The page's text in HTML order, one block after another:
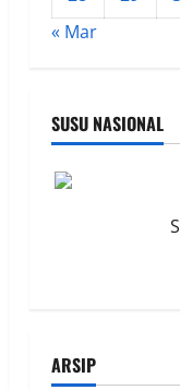
« Mar
SUSU NASIONAL
ARSIP